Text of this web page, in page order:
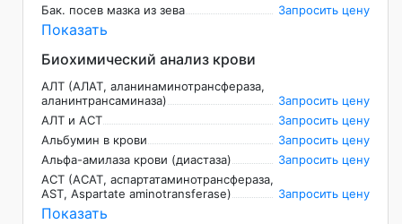
Бак. посев мазка из зева Запросить цену
Показать
Биохимический анализ крови
АЛТ (АЛАТ, аланинаминотрансфераза,
аланинтрансаминаза)
Запросить цену
АЛТ и АСТ
Запросить цену
Альбумин в крови
Запросить цену
Альфа-амилаза крови (диастаза)
Запросить цену
АСТ (АСАТ, аспартатаминотрансфераза,
AST, Aspartate aminotransferase)
Запросить цену
Показать